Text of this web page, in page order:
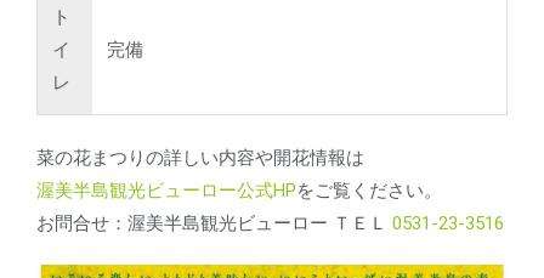
ト
イ
レ
完備
菜の花まつりの詳しい内容や開花情報は
渥美半島観光ビューロー公式HPをご覧ください。
お問合せ：渥美半島観光ビューロー ＴＥＬ 0531-23-3516